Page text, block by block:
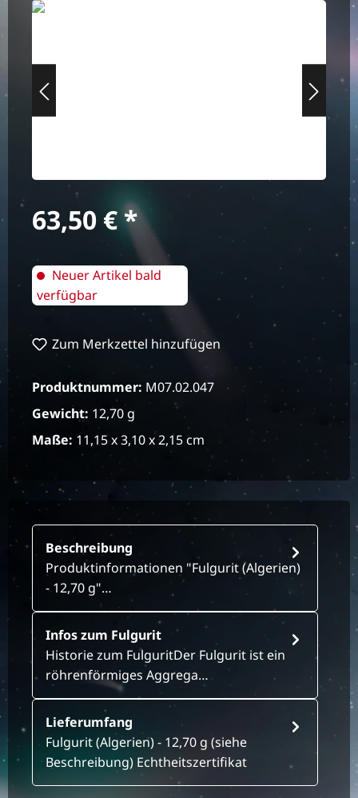
Bildergalerie überspringen
Regulärer Preis:
63,50 €
Neuer Artikel bald
verfügbar
Zum Merkzettel hinzufügen
Produktnummer: M07.02.047
Gewicht: 12,70 g
Maße: 11,15 x 3,10 x 2,15 cm
Beschreibung
Produktinformationen "Fulgurit (Algerien)
- 12,70 g"…
Infos zum Fulgurit
Historie zum FulguritDer Fulgurit ist ein
röhrenförmiges Aggrega…
Lieferumfang
Fulgurit (Algerien) - 12,70 g (siehe
Beschreibung) Echtheitszertifikat